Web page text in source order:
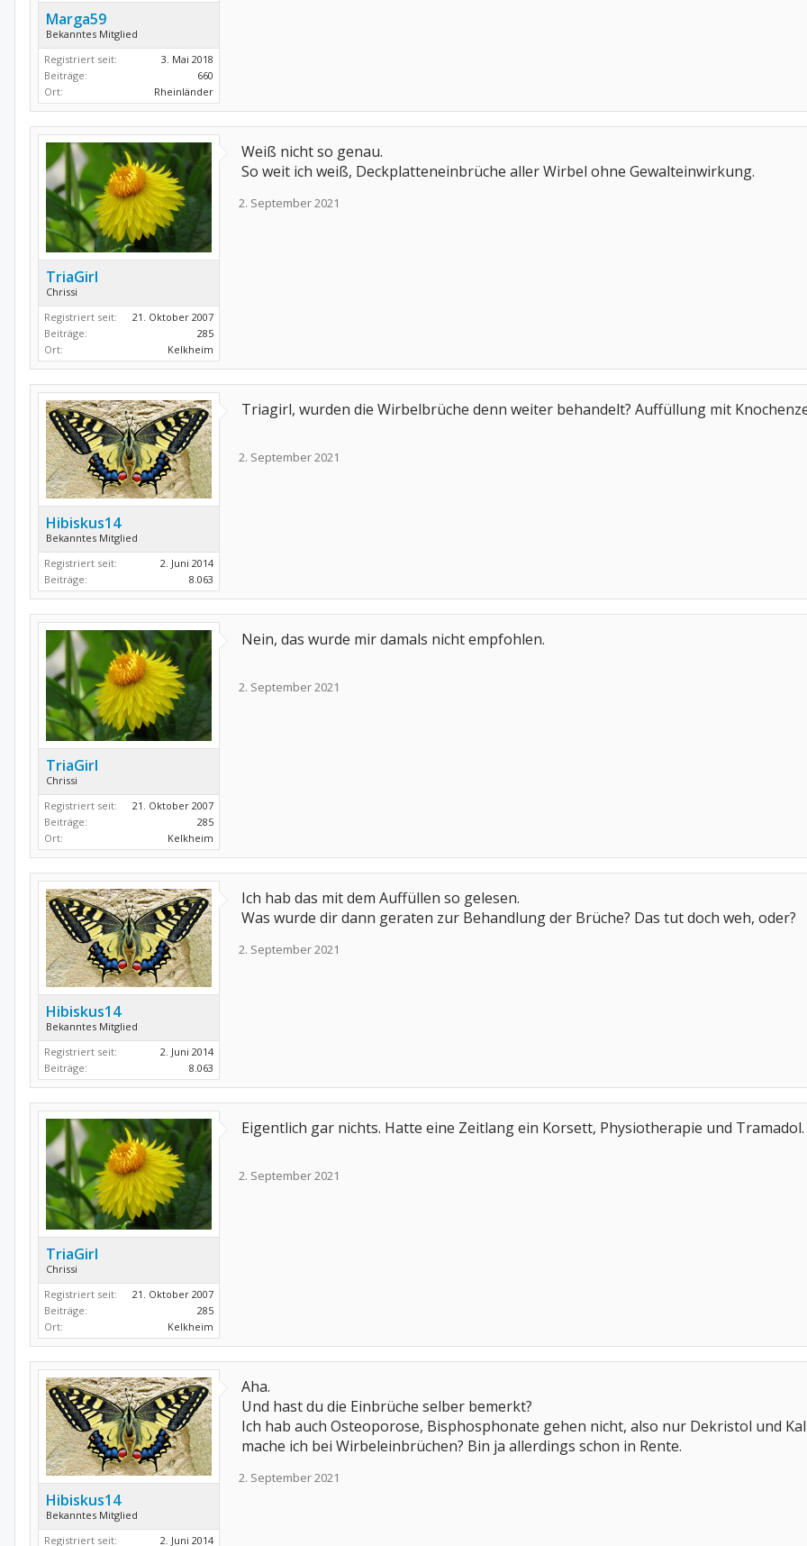
Marga59
Bekanntes Mitglied
Registriert seit:
3. Mai 2018
Beiträge:
660
Ort:
Rheinländer
TriaGirl
Chrissi
Registriert seit:
21. Oktober 2007
Beiträge:
285
Ort:
Kelkheim
Weiß nicht so genau.
So weit ich weiß, Deckplatteneinbrüche aller Wirbel ohne Gewalteinwirkung.
2. September 2021
Hibiskus14
Bekanntes Mitglied
Registriert seit:
2. Juni 2014
Beiträge:
8.063
Triagirl, wurden die Wirbelbrüche denn weiter behandelt? Auffüllung mit
2. September 2021
TriaGirl
Chrissi
Registriert seit:
21. Oktober 2007
Beiträge:
285
Ort:
Kelkheim
Nein, das wurde mir damals nicht empfohlen.
2. September 2021
Hibiskus14
Bekanntes Mitglied
Registriert seit:
2. Juni 2014
Beiträge:
8.063
Ich hab das mit dem Auffüllen so gelesen.
Was wurde dir dann geraten zur Behandlung der Brüche? Das tut doch weh, oder?
2. September 2021
TriaGirl
Chrissi
Registriert seit:
21. Oktober 2007
Beiträge:
285
Ort:
Kelkheim
Eigentlich gar nichts. Hatte eine Zeitlang ein Korsett, Physiotherapie und Tramadol.
2. September 2021
Hibiskus14
Bekanntes Mitglied
Registriert seit:
2. Juni 2014
Aha.
Und hast du die Einbrüche selber bemerkt?
Ich hab auch Osteoporose, Bisphosphonate gehen nicht, also nur Dekristol und
mache ich bei Wirbeleinbrüchen? Bin ja allerdings schon in Rente.
2. September 2021